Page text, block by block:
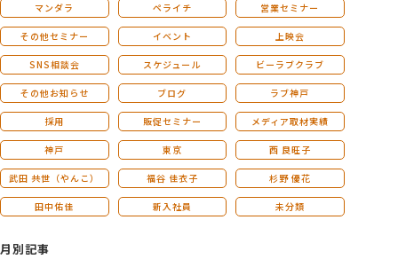
マンダラ ペライチ 営業セミナー
その他セミナー イベント 上映会
SNS相談会 スケジュール ビーラブクラブ
その他お知らせ ブログ ラブ神戸
採用 販促セミナー メディア取材実績
神戸 東京 西 良旺子
武田 共世（やんこ） 福谷 佳衣子 杉野 優花
田中佑佳 新入社員 未分類
月別記事